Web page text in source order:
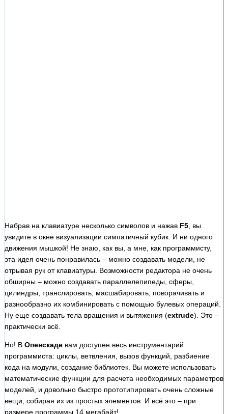
Набрав на клавиатуре несколько символов и нажав F5, вы
увидите в окне визуализации симпатичный кубик. И ни одного
движения мышкой! Не знаю, как вы, а мне, как программисту,
эта идея очень понравилась – можно создавать модели, не
отрывая рук от клавиатуры. Возможности редактора не очень
обширны – можно создавать параллелепипеды, сферы,
цилиндры, транслировать, масшабировать, поворачивать и
разнообразно их комбинировать с помощью булевых операций.
Ну еще создавать тела вращения и вытяжения (extrude). Это –
практически всё.
Но! В Опенскаде вам доступен весь инструментарий
программиста: циклы, ветвления, вызов функций, разбиение
кода на модули, создание библиотек. Вы можете использовать
математические функции для расчета необходимых параметров
моделей, и довольно быстро прототипировать очень сложные
вещи, собирая их из простых элементов. И всё это – при
размере программы 14 мегабайт!